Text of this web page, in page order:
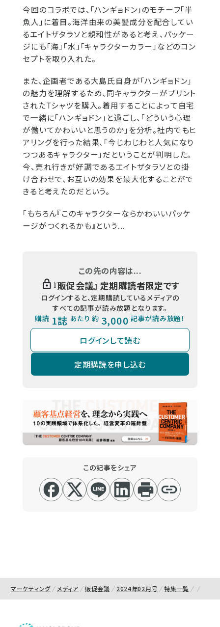
今回のコラボでは、「ハンギョドン」のモチーフ「半
魚人」に着目。海洋由来の美髪成分を配合してい
るエイトザタラソと親和性があると考え、パッケー
ジにも「海」「水」「キャラクターカラー」などのコン
セプトを取り入れた。
また、企画者である大島氏自身が「ハンギョドン」
の魅力を理解するため、同キャラクターがプリント
されたTシャツを購入。着用することによって自宅
で一緒に「ハンギョドン」と過ごし、「どういう心理
が働いてかわいいと思うのか」を分析。社内でもヒ
アリングを行った結果、「今じわじわと人気になり
つつあるキャラクター」だということが判明した。
今、売れ行きが好調であるエイトザタラソとの掛
け合わせで、お互いの効果を最大化することがで
きると考えたのだという。
「もちろん『このキャラクターならかわいいパッケ
ージがつくれるかも』という...
この先の内容は...
『販促会議』 定期購読者限定です
ログインすると、定期購読しているメディアの
すべての記事が読み放題となります。
購読 1誌 あたり 約 3,000 記事が読み放題！
ログインして読む
定期購読を申し込む
この記事をシェア
マーケティング メディア 販促会議 2024年02月号 特集一覧